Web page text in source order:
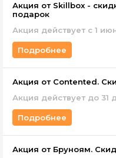
Акция от Skillbox -
подарок
Акция действует c 1
Подробнее
Акция от Contented.
Акция действует до 31
Подробнее
Акция от Бруноям.